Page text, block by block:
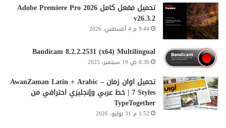
تحميل مفعل كامل Adobe Premiere Pro 2026
v26.3.2
9:44 م 4 أغسطس، 2026
Bandicam 8.2.2.2531 (x64) Multilingual
8:36 ص 19 سبتمبر، 2025
تحميل اوان زمان AwanZaman Latin + Arabic –
7 Styles | خط عربي وإنجليزي احترافي من
TypeTogether
1:52 م 31 يوليو، 2026